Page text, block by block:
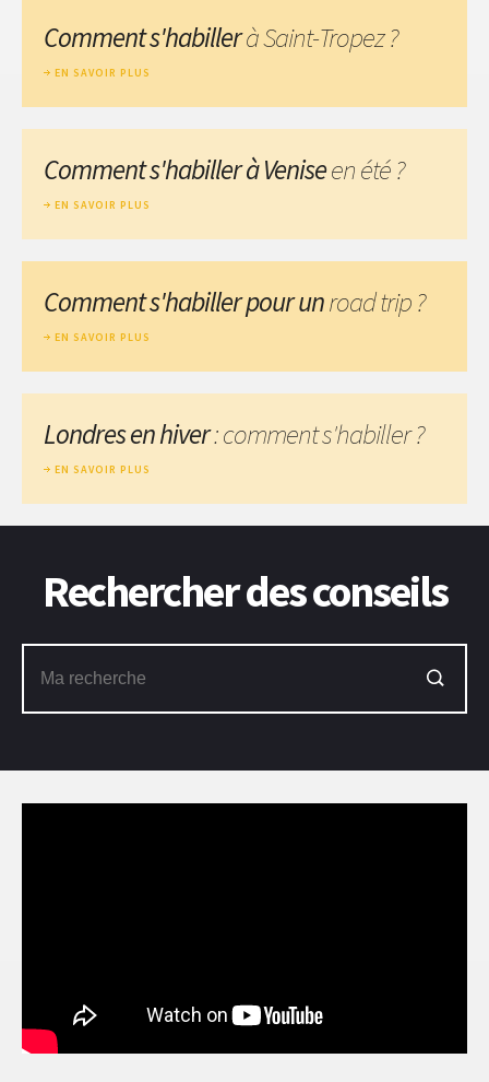
Comment s'habillerà Saint-Tropez ?
EN SAVOIR PLUS
Comment s'habiller à Veniseen été ?
EN SAVOIR PLUS
Comment s'habiller pour unroad trip ?
EN SAVOIR PLUS
Londres en hiver: comment s'habiller ?
EN SAVOIR PLUS
Rechercher des conseils